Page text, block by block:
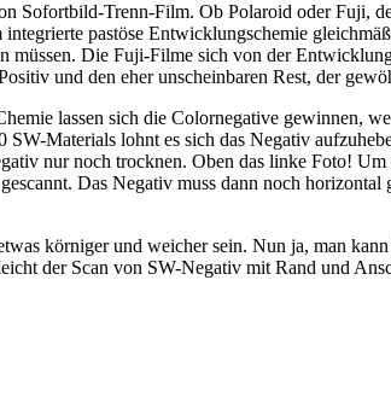
Sofortbild-Trenn-Film. Ob Polaroid oder Fuji,
pastöse Entwicklungschemie
müssen. Die Fuji-Filme sich von der
und den eher unscheinbaren Rest, der
lassen sich die Colornegative gewinnen,
SW-Materials lohnt es sich das Negativ
nur noch trocknen. Oben das linke Foto!
Das Negativ muss dann noch
körniger und weicher sein. Nun ja, man
der Scan von SW-Negativ mit Rand und